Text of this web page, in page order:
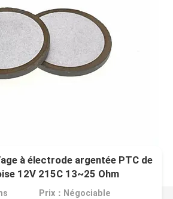
à électrode argentée PTC de
12V 215C 13~25 Ohm
Prix：Négociable